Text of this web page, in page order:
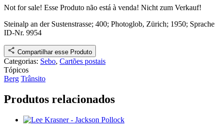
Not for sale! Esse Produto não está à venda! Nicht zum Verkauf!
Steinalp an der Sustenstrasse; 400; Photoglob, Zürich; 1950;
ID-Nr. 9954
Compartilhar esse Produto
Categorias: Sebo, Cartões postais
Tópicos
Berg Trânsito
Produtos relacionados